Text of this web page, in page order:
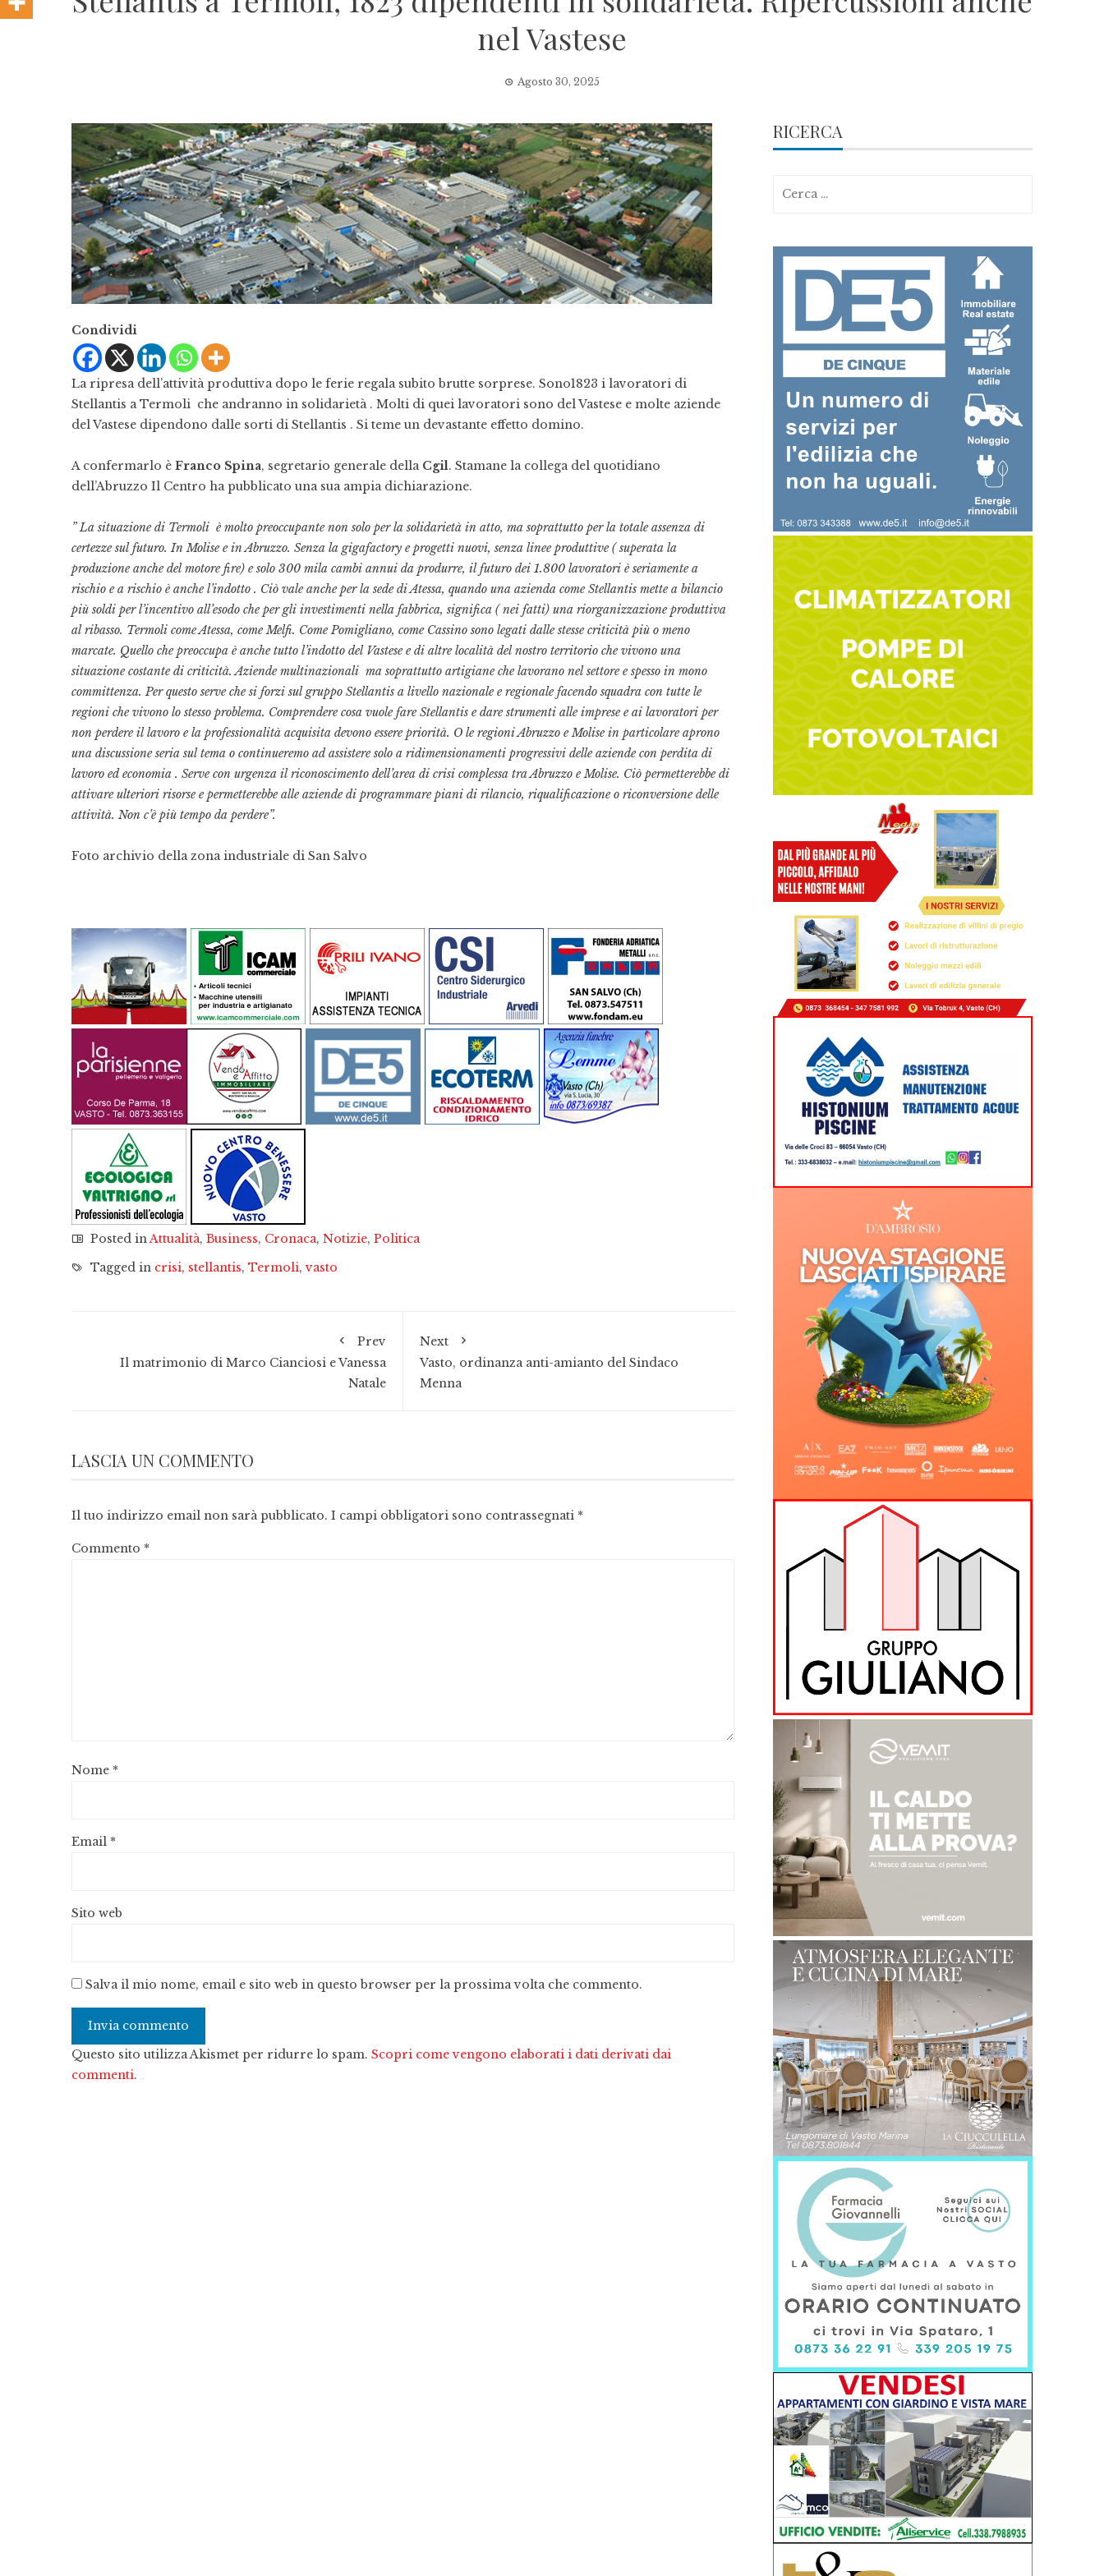
nel Vastese
Agosto 30, 2025
Condividi
La ripresa dell’attività produttiva dopo le ferie regala subito brutte sorprese. Sono1823 i lavoratori di
Stellantis a Termoli che andranno in solidarietà . Molti di quei lavoratori sono del Vastese e molte aziende
del Vastese dipendono dalle sorti di Stellantis . Si teme un devastante effetto domino.
A confermarlo è Franco Spina, segretario generale della Cgil. Stamane la collega del quotidiano
dell’Abruzzo Il Centro ha pubblicato una sua ampia dichiarazione.
” La situazione di Termoli è molto preoccupante non solo per la solidarietà in atto, ma soprattutto per la totale assenza di
certezze sul futuro. In Molise e in Abruzzo. Senza la gigafactory e progetti nuovi, senza linee produttive ( superata la
produzione anche del motore fire) e solo 300 mila cambi annui da produrre, il futuro dei 1.800 lavoratori è seriamente a
rischio e a rischio è anche l’indotto . Ciò vale anche per la sede di Atessa, quando una azienda come Stellantis mette a bilancio
più soldi per l’incentivo all’esodo che per gli investimenti nella fabbrica, significa ( nei fatti) una riorganizzazione produttiva
al ribasso. Termoli come Atessa, come Melfi. Come Pomigliano, come Cassino sono legati dalle stesse criticità più o meno
marcate. Quello che preoccupa è anche tutto l’indotto del Vastese e di altre località del nostro territorio che vivono una
situazione costante di criticità. Aziende multinazionali ma soprattutto artigiane che lavorano nel settore e spesso in mono
committenza. Per questo serve che si forzi sul gruppo Stellantis a livello nazionale e regionale facendo squadra con tutte le
regioni che vivono lo stesso problema. Comprendere cosa vuole fare Stellantis e dare strumenti alle imprese e ai lavoratori per
non perdere il lavoro e la professionalità acquisita devono essere priorità. O le regioni Abruzzo e Molise in particolare aprono
una discussione seria sul tema o continueremo ad assistere solo a ridimensionamenti progressivi delle aziende con perdita di
lavoro ed economia . Serve con urgenza il riconoscimento dell’area di crisi complessa tra Abruzzo e Molise. Ciò permetterebbe di
attivare ulteriori risorse e permetterebbe alle aziende di programmare piani di rilancio, riqualificazione o riconversione delle
attività. Non c’è più tempo da perdere”.
Foto archivio della zona industriale di San Salvo
Posted inAttualità, Business, Cronaca, Notizie, Politica
Tagged in crisi, stellantis, Termoli,vasto
Prev
Il matrimonio di Marco Cianciosi e Vanessa
Natale
Next
Vasto, ordinanza anti-amianto del Sindaco
Menna
LASCIA UN COMMENTO
Il tuo indirizzo email non sarà pubblicato. I campi obbligatori sono contrassegnati *
Commento *
Nome *
Email *
Sito web
Salva il mio nome, email e sito web in questo browser per la prossima volta che commento.
Questo sito utilizza Akismet per ridurre lo spam. Scopri come vengono elaborati i dati derivati dai
commenti.
RICERCA